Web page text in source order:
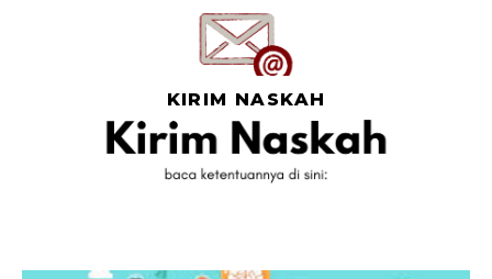
KIRIM NASKAH